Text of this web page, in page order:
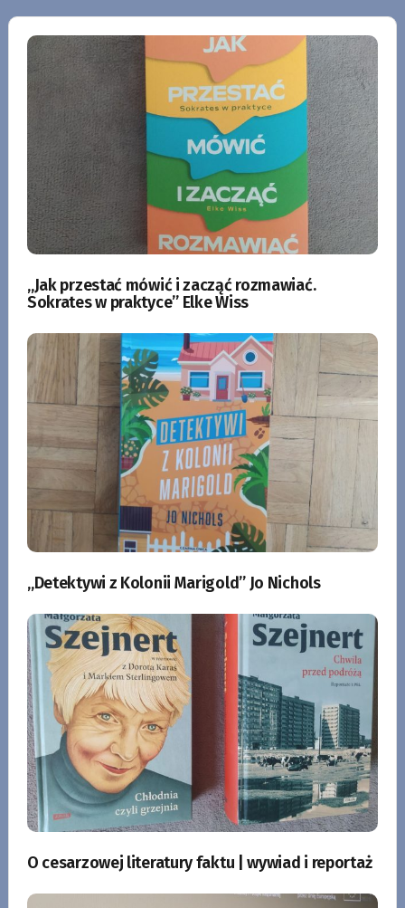
„Jak przestać mówić i zacząć rozmawiać.
Sokrates w praktyce” Elke Wiss
„Detektywi z Kolonii Marigold” Jo Nichols
O cesarzowej literatury faktu | wywiad i reportaż